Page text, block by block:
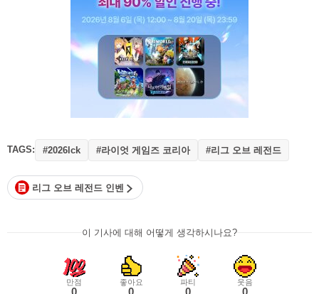
TAGS: #2026lck #라이엇 게임즈 코리아 #리그 오브 레전드
리그 오브 레전드 인벤
이 기사에 대해 어떻게 생각하시나요?
만점 좋아요 파티 웃음